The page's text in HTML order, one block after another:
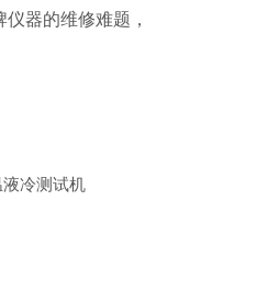
器的维修难题，